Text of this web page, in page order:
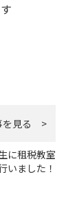
を見る >
に租税教室
いました！